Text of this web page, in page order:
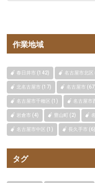
作業地域
春日井市 (142) 名古屋市北区
北名古屋市 (17) 名古屋市
名古屋市千種区 (1) 名古屋市
岩倉市 (4) 豊山町 (2)
名古屋市中区 (1) 長久手市 (6)
タグ